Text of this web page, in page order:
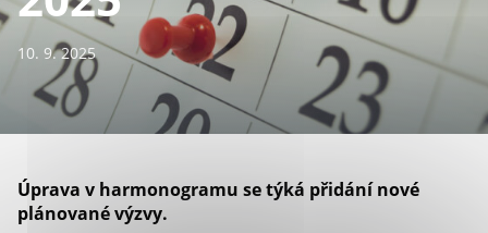
10. 9. 2025
Úprava v harmonogramu se týká přidání nové
plánované výzvy.